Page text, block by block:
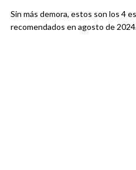
Sin más demora, estos son los 4
recomendados en agosto de